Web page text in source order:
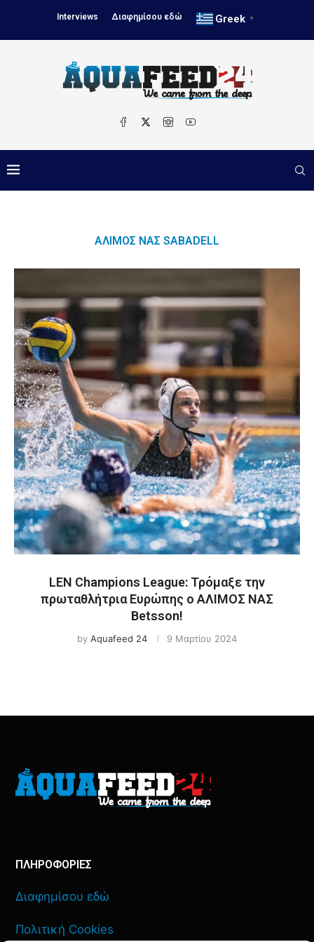
Interviews Διαφημίσου εδώ Greek ▼
ΑΛΙΜΟΣ ΝΑΣ SABADELL
LEN Champions League: Τρόμαξε την
πρωταθλήτρια Ευρώπης ο ΑΛΙΜΟΣ ΝΑΣ
Betsson!
by Aquafeed 24 9 Μαρτίου 2024
ΠΛΗΡΟΦΟΡΙΕΣ
Διαφημίσου εδώ
Πολιτική Cookies